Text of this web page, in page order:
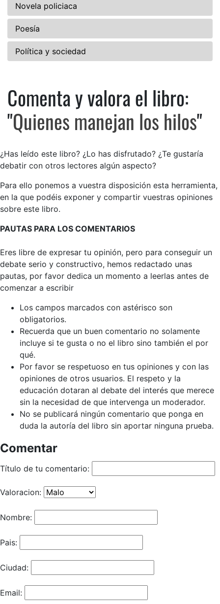
Novela policiaca
Poesía
Política y sociedad
Comenta y valora el libro:
Comenta y valora el libro:
"Quienes manejan los hilos"
¿Has leído este libro? ¿Lo has disfrutado? ¿Te gustaría
debatir con otros lectores algún aspecto?
Para ello ponemos a vuestra disposición esta herramienta,
en la que podéis exponer y compartir vuestras opiniones
sobre este libro.
PAUTAS PARA LOS COMENTARIOS
Eres libre de expresar tu opinión, pero para conseguir un
debate serio y constructivo, hemos redactado unas
pautas, por favor dedica un momento a leerlas antes de
comenzar a escribir
Los campos marcados con astérisco son
obligatorios.
Recuerda que un buen comentario no solamente
incluye si te gusta o no el libro sino también el por
qué.
Por favor se respetuoso en tus opiniones y con las
opiniones de otros usuarios. El respeto y la
educación dotaran al debate del interés que merece
sin la necesidad de que intervenga un moderador.
No se publicará ningún comentario que ponga en
duda la autoría del libro sin aportar ninguna prueba.
Comentar
Título de tu comentario:
Valoracion:
Nombre:
Pais:
Ciudad:
Email: